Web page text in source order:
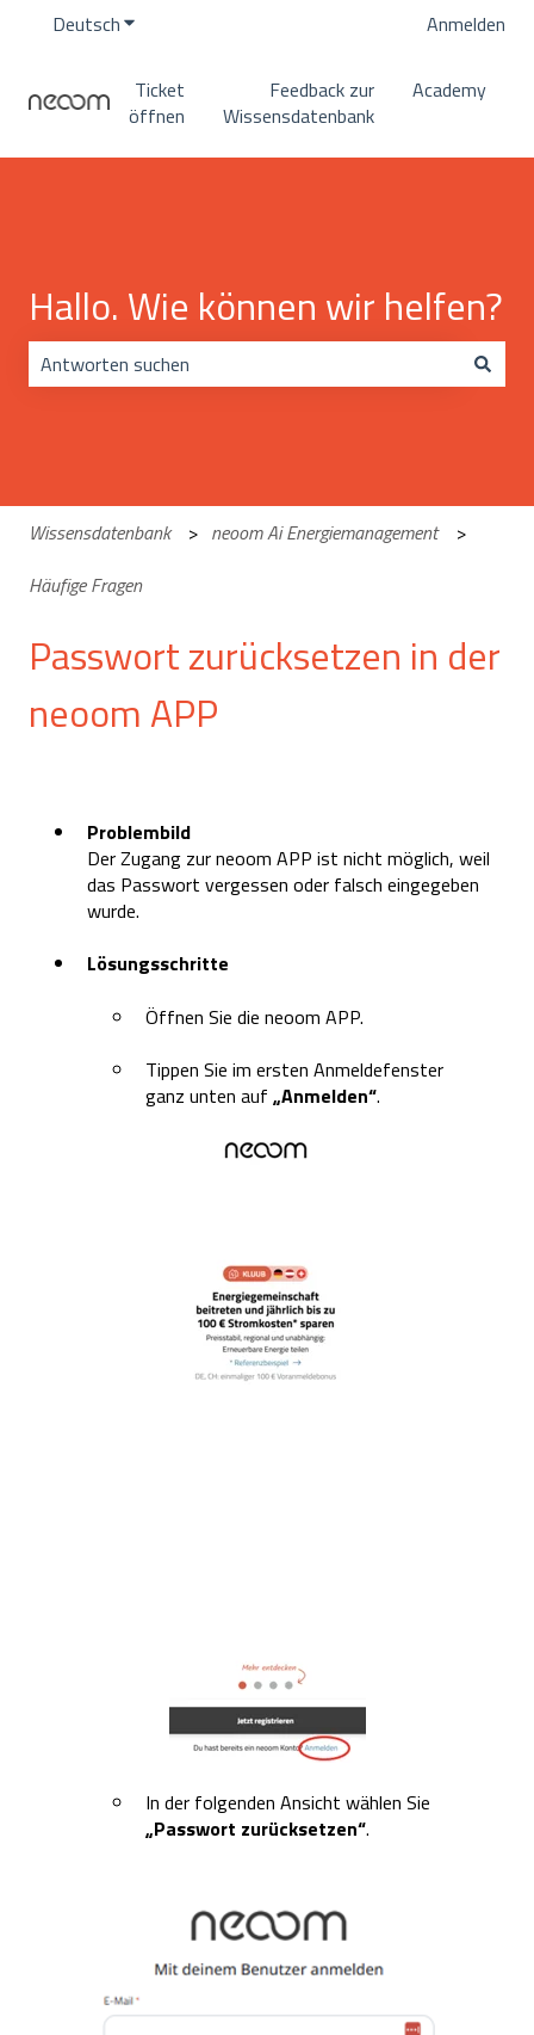
DeutschUntermenü für Übersetzungen anzeigenAnmelden
Ticket
öffnen
Feedback zur
Wissensdatenbank
Academy
Hallo. Wie können wir helfen?
Wissensdatenbank
neoom Ai Energiemanagement
Häufige Fragen
Passwort zurücksetzen in der
neoom APP
Problembild
Der Zugang zur neoom APP ist nicht möglich, weil
das Passwort vergessen oder falsch eingegeben
wurde.
Lösungsschritte
Öffnen Sie die neoom APP.
Tippen Sie im ersten Anmeldefenster
ganz unten auf „Anmelden“.
In der folgenden Ansicht wählen Sie
„Passwort zurücksetzen“.